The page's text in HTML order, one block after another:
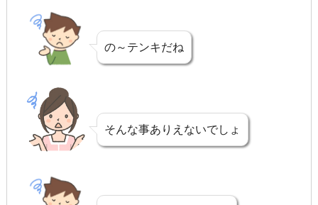
の～テンキだね
そんな事ありえないでしょ